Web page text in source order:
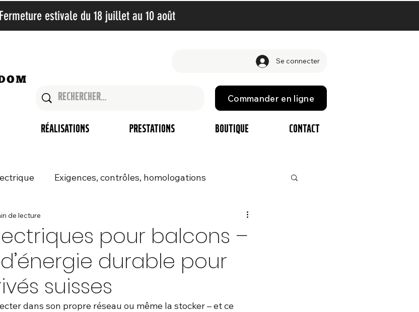
Fermeture estivale du 18 juillet au 10 août​
Se connecter
Commander en ligne
Réalisations Prestations Boutique Contact
Exigences, contrôles, homologations
électriques pour balcon
pour balcons –
durable pour
suisses
de lecture
dans son propre réseau ou même la stocker – et ce